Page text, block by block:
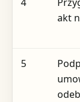
akt
5